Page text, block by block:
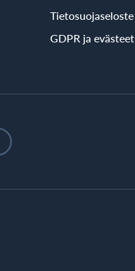
Tietosuojaseloste
GDPR ja evästeet